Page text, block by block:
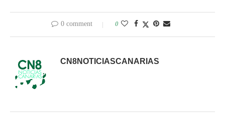
0 comment 0
CN8NOTICIASCANARIAS